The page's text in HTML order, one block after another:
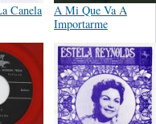
Canela
A Mi Que Va A
Importarme